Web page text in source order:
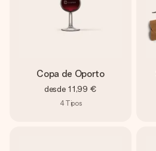
Copa de Oporto
desde 11,99 €
4Tipos